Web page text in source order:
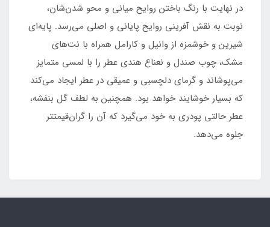
در نهایت با رنگ باختن روایح میانی و محو شدن‌شان،
نوبت به نقش آفرینی روایح پایانی و اصلی می‌رسد. پایه‌ای
شیرین و خوشمزه از وانیل و کارامل همراه با نت‌های
مشک، چوب صندل و نعناع هندی عطر را با لمسی متمایز
می‌پوشاند و گرمای دلچسبی و عمیقی در عطر ایجاد می‌کند
که بسیار خوشایند خواهد بود. همچنین به لطف گل بنفشه،
عطر حالتی پودری به خود می‌گیرد که آن را گران‌قیمت‎تر
جلوه می‌دهد.